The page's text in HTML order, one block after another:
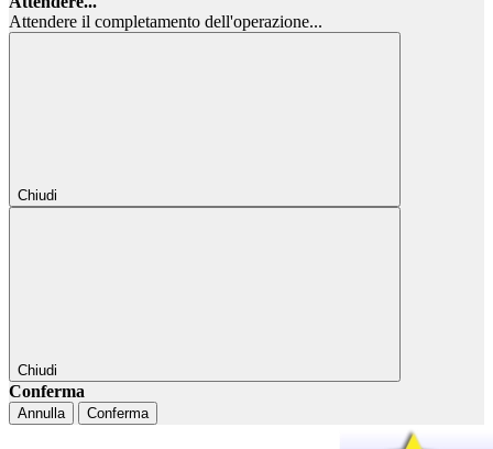
Attendere il completamento dell'operazione...
Chiudi
Chiudi
Conferma
Annulla Conferma